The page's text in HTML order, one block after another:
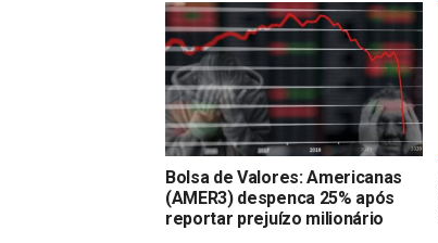
Bolsa de Valores: Americanas
(AMER3) despenca 25% após
reportar prejuízo milionário